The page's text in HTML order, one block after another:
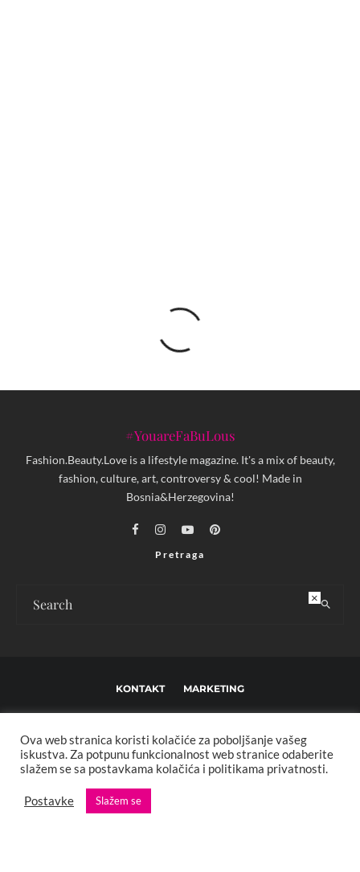
#YouareFaBuLous
Fashion.Beauty.Love is a lifestyle magazine. It's a mix of beauty,
fashion, culture, art, controversy & cool! Made in
Bosnia&Herzegovina!
Pretraga
KONTAKT MARKETING
IMPRESSUM O NAMA
Copyright © 2013 - 2025 FBL creative. Sva prava zadržana. Developed by:
XStreamThemes
Ova web stranica koristi kolačiće za poboljšanje vašeg
iskustva. Za potpunu funkcionalnost web stranice odaberite
slažem se sa postavkama kolačića i politikama privatnosti.
Postavke Slažem se
×